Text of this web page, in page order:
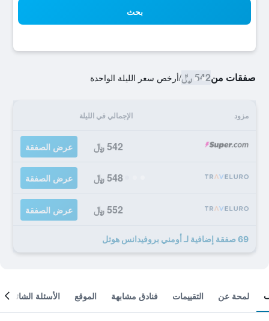
بحث
صفقات من542 ﷼ /أرخص سعر الليلة الواحدة
مزود الإجمالي في الليلة
542 ﷼ عرض الصفقة
548 ﷼ عرض الصفقة
552 ﷼ عرض الصفقة
69 صفقة إضافية لـ أومني بروفيدانس هوتل
لمحة عن التقييمات فنادق مشابهة الموقع الأسئلة الشائعة